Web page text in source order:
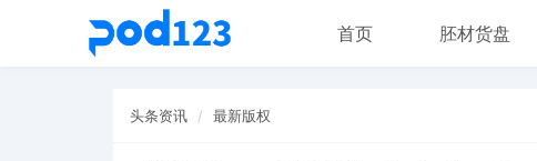
首页 胚材货盘
头条资讯 最新版权